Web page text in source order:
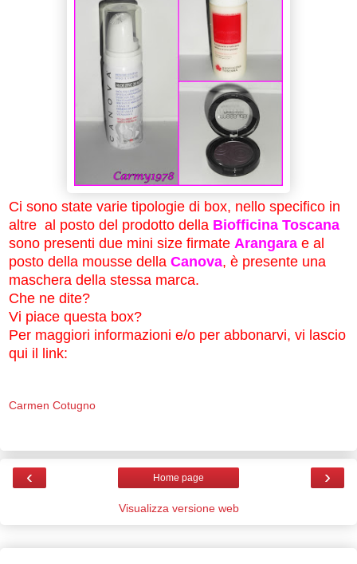
Ci sono state varie tipologie di box, nello specifico in
altre al posto del prodotto della Biofficina Toscana
sono presenti due mini size firmate Arangara e al
posto della mousse della Canova, è presente una
maschera della stessa marca.
Che ne dite?
Vi piace questa box?
Per maggiori informazioni e/o per abbonarvi, vi lascio
qui il link:
Carmen Cotugno
‹ ›
Home page
Visualizza versione web